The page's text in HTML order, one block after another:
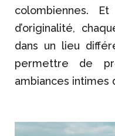
colombiennes.
d’originalité,
dans un lieu
permettre de
ambiances intimes